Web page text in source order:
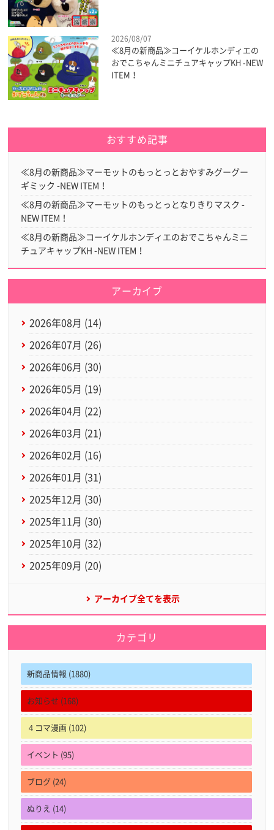
2026/08/07
≪8月の新商品≫コーイケルホンディエの
おでこちゃんミニチュアキャップKH -NEW
ITEM！
おすすめ記事
≪8月の新商品≫マーモットのもっとっとおやすみグーグー
ギミック -NEW ITEM！
≪8月の新商品≫マーモットのもっとっとなりきりマスク -
NEW ITEM！
≪8月の新商品≫コーイケルホンディエのおでこちゃんミニ
チュアキャップKH -NEW ITEM！
アーカイブ
2026年08月 (14)
2026年07月 (26)
2026年06月 (30)
2026年05月 (19)
2026年04月 (22)
2026年03月 (21)
2026年02月 (16)
2026年01月 (31)
2025年12月 (30)
2025年11月 (30)
2025年10月 (32)
2025年09月 (20)
アーカイブ全てを表示
カテゴリ
新商品情報 (1880)
お知らせ (168)
４コマ漫画 (102)
イベント (95)
ブログ (24)
ぬりえ (14)